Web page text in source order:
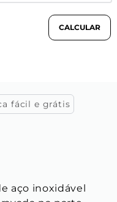
fácil e grátis
aço inoxidável